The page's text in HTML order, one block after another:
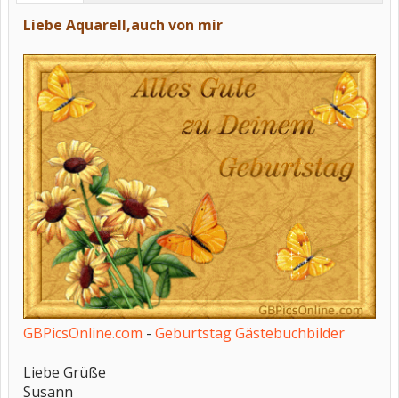
Liebe Aquarell,auch von mir
GBPicsOnline.com - Geburtstag Gästebuchbilder
Liebe Grüße
Susann